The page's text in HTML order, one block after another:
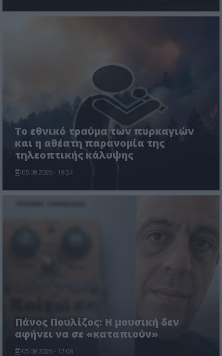
Το εθνικό τραύμα των πυρκαγιών
και η αθέατη παρανομία της
τηλεοπτικής κάλυψης
05.08.2026 - 18:24
Πάνος Πουλίζος: Η μουσική δεν
αφήνει να σε «καταπιούν»
05.08.2026 - 17:08